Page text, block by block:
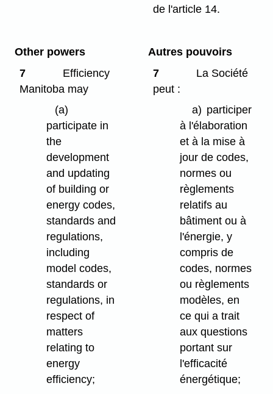
de l'article 14.
Other powers
7
Efficiency
Manitoba may
(a)
participate in
the
development
and updating
of building or
energy codes,
standards and
regulations,
including
model codes,
standards or
regulations, in
respect of
matters
relating to
energy
efficiency;
Autres pouvoirs
7
La Société
peut :
a) participer
à l'élaboration
et à la mise à
jour de codes,
normes ou
règlements
relatifs au
bâtiment ou à
l'énergie, y
compris de
codes, normes
ou règlements
modèles, en
ce qui a trait
aux questions
portant sur
l'efficacité
énergétique;